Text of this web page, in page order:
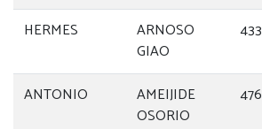
HERMES
ARNOSO
GIAO
433
ANTONIO
AMEIJIDE
OSORIO
476